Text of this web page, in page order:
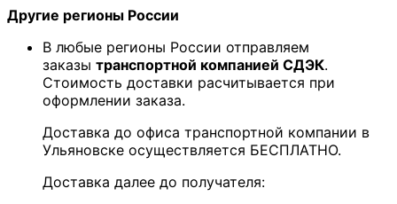
Другие регионы России
В любые регионы России отправляем
заказы транспортной компанией СДЭК.
Стоимость доставки расчитывается при
оформлении заказа.
Доставка до офиса транспортной компании в
Ульяновске осуществляется БЕСПЛАТНО.
Доставка далее до получателя: